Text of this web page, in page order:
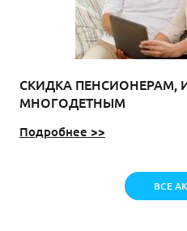
СКИДКА ПЕНСИОНЕРАМ,
МНОГОДЕТНЫМ
Подробнее >>
ВСЕ